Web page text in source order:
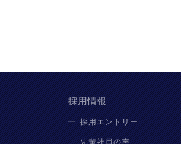
採用情報
採用エントリー
先輩社員の声